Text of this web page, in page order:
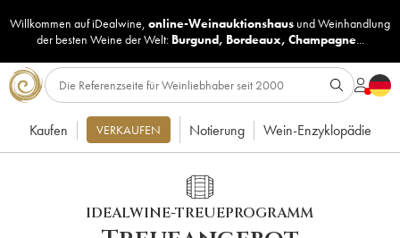
Willkommen auf iDealwine, online-Weinauktionshaus undWeinhandlung
der besten Weine der Welt: Burgund, Bordeaux, Champagne...
Kaufen VERKAUFEN Notierung Wein-Enzyklopädie
IDEALWINE-TREUEPROGRAMM